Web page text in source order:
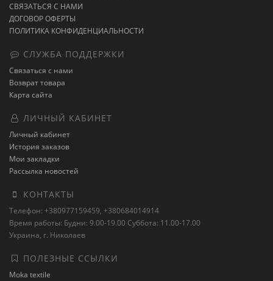
СВЯЗАТЬСЯ С НАМИ
ДОГОВОР ОФЕРТЫ
ПОЛИТИКА КОНФИДЕНЦИАЛЬНОСТИ
СЛУЖБА ПОДДЕРЖКИ
Связаться с нами
Возврат товара
Карта сайта
ЛИЧНЫЙ КАБИНЕТ
Личный кабинет
История заказов
Мои закладки
Рассылка новостей
КОНТАКТЫ
Телефон: +380977159459, +380684014914
Время работы: Будни: 9.00-19.00 Суббота: 11.00-17.00
Украина, г. Николаев
ПОЛЕЗНЫЕ ССЫЛКИ
Moka textile